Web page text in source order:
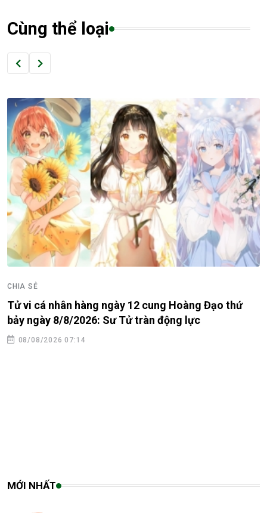
Cùng thể loại
CHIA SẺ
Tử vi cá nhân hàng ngày 12 cung Hoàng Đạo thứ
bảy ngày 8/8/2026: Sư Tử tràn động lực
08/08/2026 07:14
MỚI NHẤT